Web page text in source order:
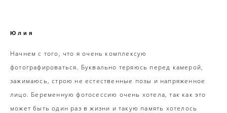
Юлия
​Начнем с того, что я очень комплексую
фотографироваться. Буквально теряюсь перед камерой,
зажимаюсь, строю не естественные позы и напряженное
лицо. Беременную фотосессию очень хотела, так как это
может быть один раз в жизни и такую память хотелось